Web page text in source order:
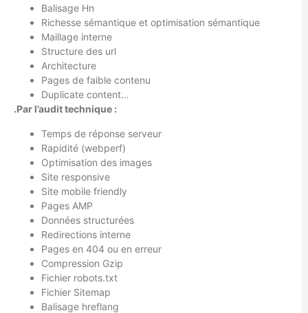
Balisage Hn
Richesse sémantique et optimisation sémantique
Maillage interne
Structure des url
Architecture
Pages de faible contenu
Duplicate content…
.Par l’audit technique :
Temps de réponse serveur
Rapidité (webperf)
Optimisation des images
Site responsive
Site mobile friendly
Pages AMP
Données structurées
Redirections interne
Pages en 404 ou en erreur
Compression Gzip
Fichier robots.txt
Fichier Sitemap
Balisage hreflang